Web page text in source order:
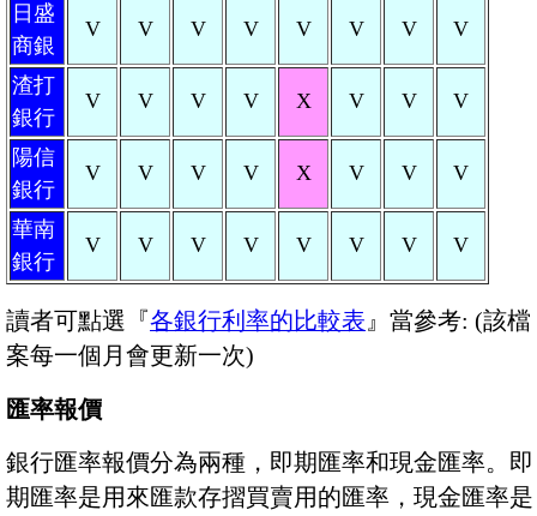
日盛
商銀
V V V V V V V V
渣打
銀行
V V V V X V V V
陽信
銀行
V V V V X V V V
華南
銀行
V V V V V V V V
讀者可點選『各銀行利率的比較表 』當參考: (該檔
案每一個月會更新一次)
匯率報價
銀行匯率報價分為兩種，即期匯率和現金匯率。即
期匯率是用來匯款存摺買賣用的匯率，現金匯率是